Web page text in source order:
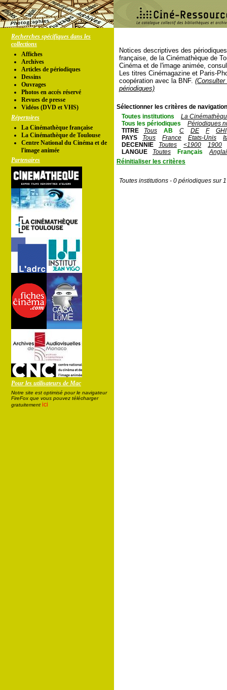
Recherches spécifiques dans les
collections
Affiches
Archives
Articles de périodiques
Dessins
Ouvrages
Photos en accés réservé
Revues de presse
Vidéos (DVD et VHS)
Répertoires
La Cinémathèque française
La Cinémathèque de Toulouse
Centre National du Cinéma et de
l'image animée
Partenaires
Pour les utilisateurs de Mac
Notre site est optimisé pour le navigateur
FireFox que vous pouvez télécharger
gratuitement ici
Notices descriptives des
française, de la Cinémathèque de
Cinéma et de l'image animée,
Les titres Cinémagazine et Paris-
coopération avec la BNF.
périodiques)
Sélectionner les critères de
Toutes institutions
La
Tous les périodiques
Périodiques
TITRE
Tous AB C DE F
GHI
PAYS
Tous France Etats-Unis
DECENNIE
Toutes <1900
1900
LANGUE
Toutes Français
Réinitialiser les critères
Toutes institutions - 0 périodiques sur